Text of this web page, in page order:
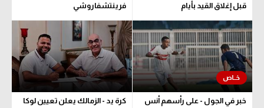
قبل إغلاق القيد بأيام
فرينتشفاروشي
خبر في الجول - على رأسهم أنس
كرة يد - الزمالك يعلن تعيين لوكا